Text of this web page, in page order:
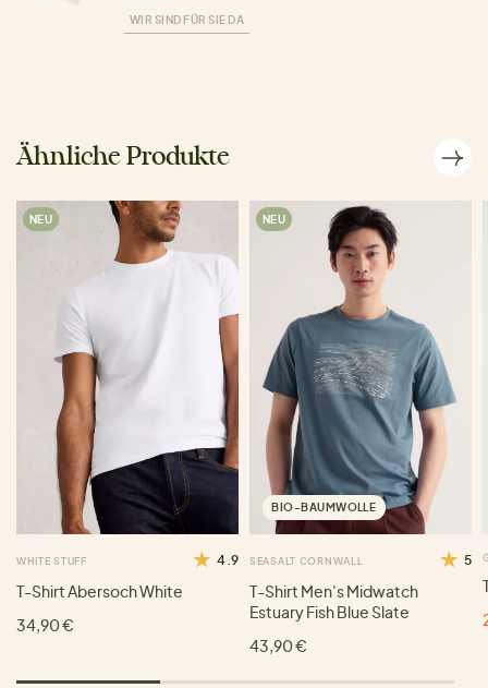
WIR SIND FÜR SIE DA
Ähnliche Produkte
NEU
WHITE STUFF 4.9
T-Shirt Abersoch White
34,90 €
NEU
BIO-BAUMWOLLE
SEASALT CORNWALL 5
T-Shirt Men's Midwatch
Estuary Fish Blue Slate
43,90 €